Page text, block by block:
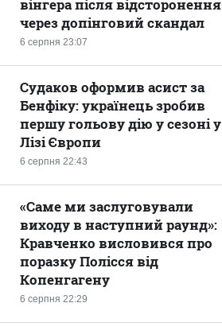
6 серпня 23:07
вінгера після відсторонення
через допінговий скандал
6 серпня 22:43
Судаков оформив асист за
Бенфіку: українець зробив
першу гольову дію у сезоні у
Лізі Європи
6 серпня 22:29
«Саме ми заслуговували
виходу в наступний раунд»:
Кравченко висловився про
поразку Полісся від
Копенгагену